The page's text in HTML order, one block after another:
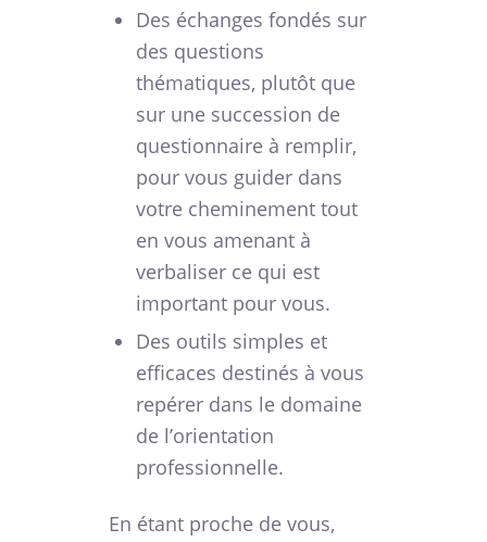
Des échanges fondés sur
des questions
thématiques, plutôt que
sur une succession de
questionnaire à remplir,
pour vous guider dans
votre cheminement tout
en vous amenant à
verbaliser ce qui est
important pour vous.
Des outils simples et
efficaces destinés à vous
repérer dans le domaine
de l’orientation
professionnelle.
En étant proche de vous,